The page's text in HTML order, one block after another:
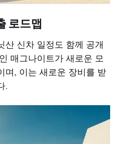
로드맵
산 신차 일정도 함께 공개
매그나이트가 새로운 모
며, 이는 새로운 장비를 받
.